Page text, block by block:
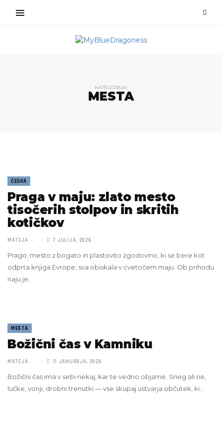
KATEGORIJA:
MESTA
ČEŠKA
Praga v maju: zlato mesto
tisočerih stolpov in skritih
kotičkov
MATEJA 7 JULIJA, 2026
Prago, mesto z bogato in plastovito zgodovino, ki se bere kot
odprta knjiga Evrope, sva obiskala v cvetočem maju. Ob prihodu
naju je…
MESTA
Božični čas v Kamniku
MATEJA 11 JANUARJA, 2026
Božični čas ima v sebi nekaj, kar te vedno objame. Sneg ali ne,
lučke, vonji, drobni trenutki — vse skupaj ustvarja občutek, ki…